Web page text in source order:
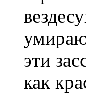
эти
как